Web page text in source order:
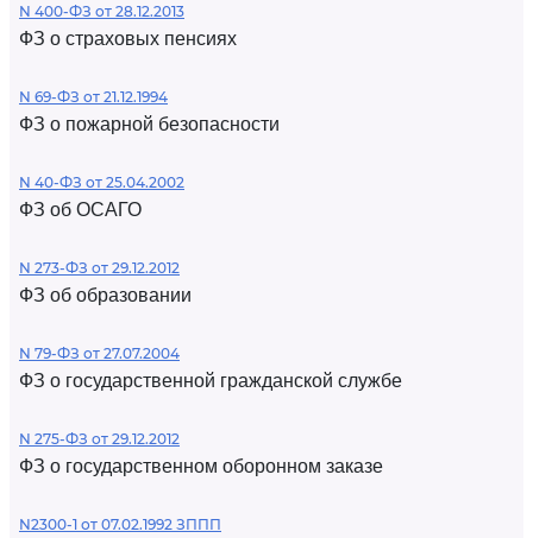
N 400-ФЗ от 28.12.2013
ФЗ о страховых пенсиях
N 69-ФЗ от 21.12.1994
ФЗ о пожарной безопасности
N 40-ФЗ от 25.04.2002
ФЗ об ОСАГО
N 273-ФЗ от 29.12.2012
ФЗ об образовании
N 79-ФЗ от 27.07.2004
ФЗ о государственной гражданской службе
N 275-ФЗ от 29.12.2012
ФЗ о государственном оборонном заказе
N2300-1 от 07.02.1992 ЗППП